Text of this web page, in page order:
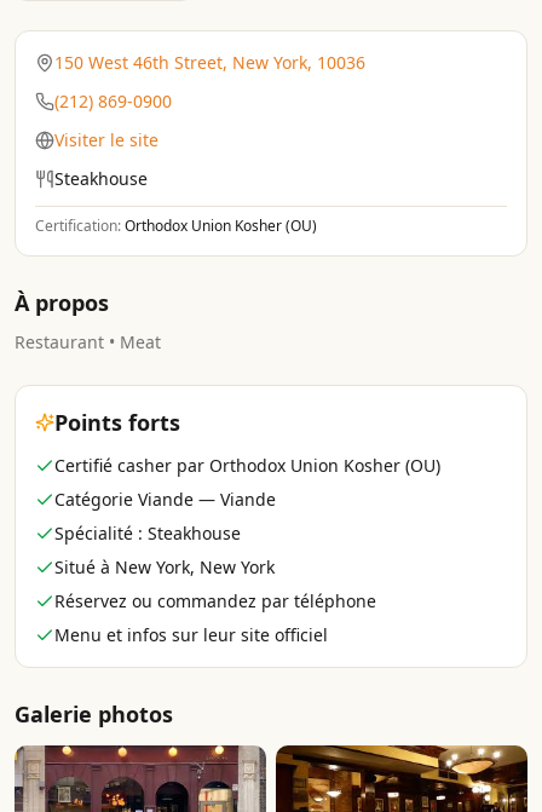
150 West 46th Street, New York, 10036
(212) 869-0900
Visiter le site
Steakhouse
Certification:Orthodox Union Kosher (OU)
À propos
Restaurant • Meat
Points forts
Certifié casher par Orthodox Union Kosher (OU)
Catégorie Viande — Viande
Spécialité : Steakhouse
Situé à New York, New York
Réservez ou commandez par téléphone
Menu et infos sur leur site officiel
Galerie photos